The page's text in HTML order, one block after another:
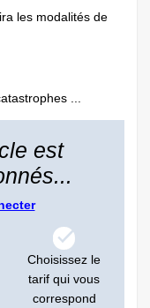
les modalités de
...
est
Choisissez le
tarif qui vous
correspond